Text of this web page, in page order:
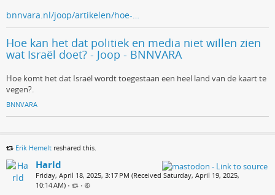
bnnvara.nl/joop/artikelen/hoe-…
Hoe kan het dat politiek en media niet willen zien
wat Israël doet? - Joop - BNNVARA
Hoe komt het dat Israël wordt toegestaan een heel land van de kaart te
vegen?.
BNNVARA
Erik Hemelt reshared this.
Harld
Friday, April 18, 2025, 3:17 PM (Received Saturday, April 19, 2025,
10:14 AM) • •